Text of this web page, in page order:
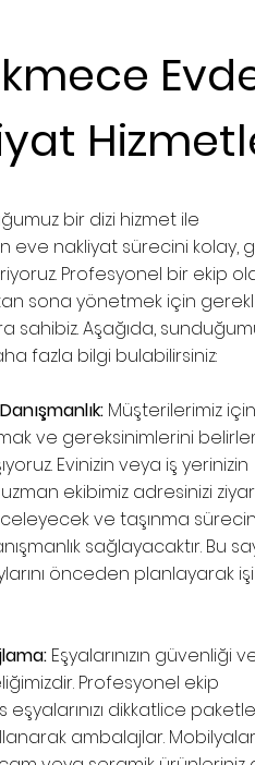
bir dizi hizmet ile
eve nakliyat sürecini kolay,
Profesyonel bir ekip
sona yönetmek için
sahibiz. Aşağıda,
fazla bilgi bulabilirsiniz:
Müşterilerimiz
ve gereksinimlerini
Evinizin veya iş yerinizin
ekibimiz adresinizi
ve taşınma
sağlayacaktır. Bu
önceden planlayarak
Eşyalarınızın güvenliği
Profesyonel ekip
eşyalarınızı dikkatlice
ambalajlar.